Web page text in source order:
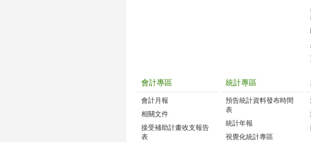
會計專區
會計月報
相關文件
接受補助計畫收支報告
表
統計專區
預告統計資料發布時間
表
統計年報
視覺化統計專區